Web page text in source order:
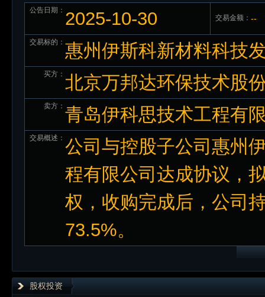
公告日期： 2025-10-30 交易金额： --
交易标的： 惠州伊斯科新材料科技
买方： 北京万邦达环保技术股
卖方： 青岛伊科思技术工程有
交易概述： 公司与控股子公司惠州
程有限公司达成协议，
权，收购完成后，公司
73.5%。
股权投资